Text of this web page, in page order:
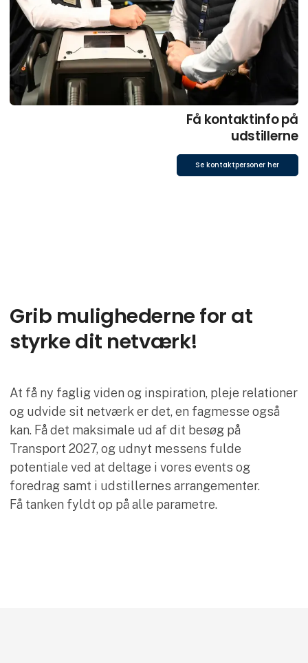
Få kontaktinfo på
udstillerne
Se kontaktpersoner her
Grib mulighederne for at
styrke dit netværk!
At få ny faglig viden og inspiration, pleje relationer
og udvide sit netværk er det, en fagmesse også
kan. Få det maksimale ud af dit besøg på
Transport 2027, og udnyt messens fulde
potentiale ved at deltage i vores events og
foredrag samt i udstillernes arrangementer.
Få tanken fyldt op på alle parametre.